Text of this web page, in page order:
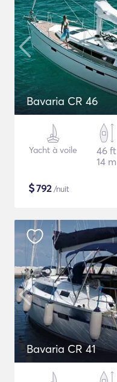
Bavaria CR 46
Yacht à voile
46 ft
14 m
$792/nuit
Bavaria CR 41